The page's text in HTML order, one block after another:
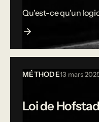
Qu'est-ce qu'un
MÉTHODE13 mars
Loi de